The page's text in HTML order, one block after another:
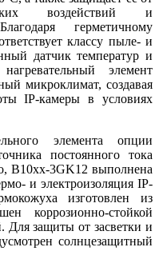
воздействий и
герметичному
классу пыле- и
датчик температур и
элемент
микроклимат, создавая
IP-камеры в условиях
элемента опции
постоянного тока
B10xx-3GK12 выполнена
и электроизоляция IP-
изготовлен из
коррозионно-стойкой
Для защиты от засветки и
солнцезащитный